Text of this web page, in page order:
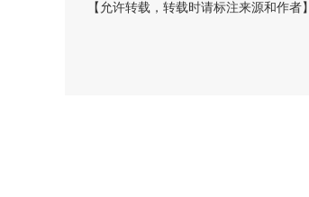
【允许转载，转载时请标注来源和作者】